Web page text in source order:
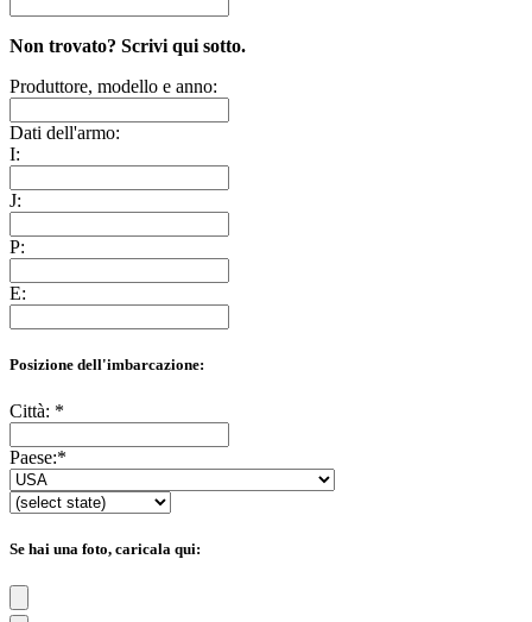
Non trovato? Scrivi qui sotto.
Produttore, modello e anno:
Dati dell'armo:
I:
J:
P:
E:
Posizione dell'imbarcazione:
Città: *
Paese:*
Se hai una foto, caricala qui: